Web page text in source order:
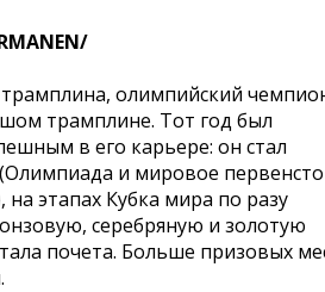
олимпийский
трамплине. Тот год был
в его карьере: он стал
и мировое первенсто
этапах Кубка мира по разу
серебряную и золотую
почета. Больше призовых